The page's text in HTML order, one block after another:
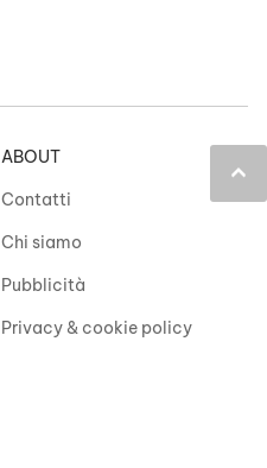
keyboard_arrow_up
ABOUT
Contatti
Chi siamo
Pubblicità
Privacy & cookie policy